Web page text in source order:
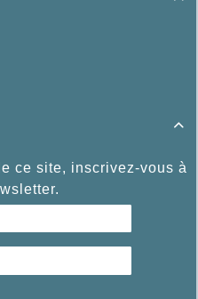

ce site, inscrivez-vous à